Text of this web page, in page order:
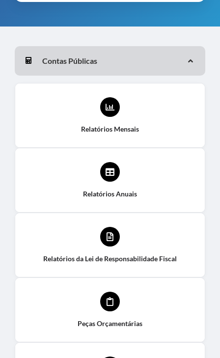
Contas Públicas
Relatórios Mensais
Relatórios Anuais
Relatórios da Lei de Responsabilidade Fiscal
Peças Orçamentárias